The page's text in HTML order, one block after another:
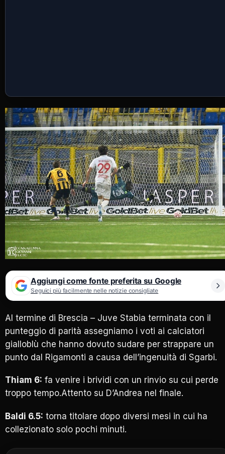
Aggiungi come fonte preferita su Google
Seguici più facilmente nelle notizie consigliate
Al termine di Brescia – Juve Stabia terminata con il
punteggio di parità assegniamo i voti ai calciatori
gialloblù che hanno dovuto sudare per strappare un
punto dal Rigamonti a causa dell’ingenuità di Sgarbi.
Thiam 6: fa venire i brividi con un rinvio su cui perde
troppo tempo.Attento su D’Andrea nel finale.
Baldi 6.5: torna titolare dopo diversi mesi in cui ha
collezionato solo pochi minuti.